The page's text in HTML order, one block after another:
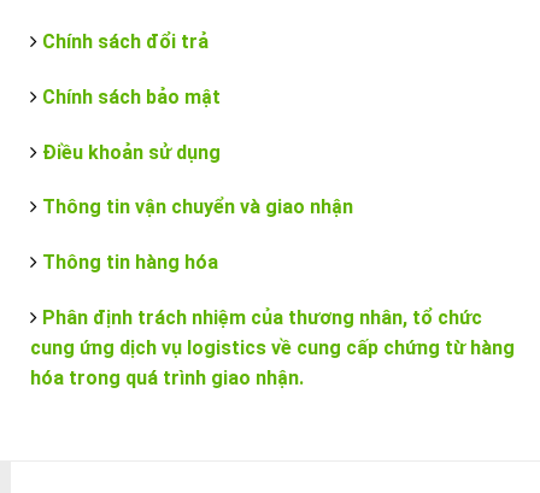
Chính sách đổi trả
Chính sách bảo mật
Điều khoản sử dụng
Thông tin vận chuyển và giao nhận
Thông tin hàng hóa
Phân định trách nhiệm của thương nhân, tổ chức
cung ứng dịch vụ logistics về cung cấp chứng từ hàng
hóa trong quá trình giao nhận.